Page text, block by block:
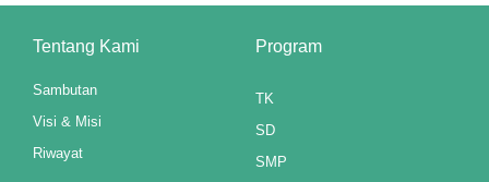
Tentang Kami
Sambutan
Visi & Misi
Riwayat
Program
TK
SD
SMP